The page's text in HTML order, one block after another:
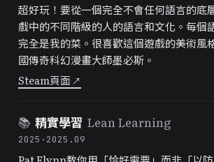
超好玩！要從一個完全不會任何語言的底
戲中的不同階級的人的語言和文化。每個
完全是我的菜。很喜歡這個遊戲的美術風
國傳奇科幻漫畫大師墨必斯。
Steam頁面 ↗
📚 精實學習 Lean Learning
2025 · 2025.09